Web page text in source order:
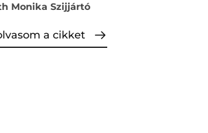
Monika Szijjártó
a cikket